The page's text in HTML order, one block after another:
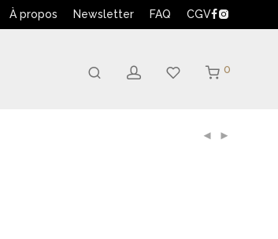
À propos Newsletter FAQ CGV
0